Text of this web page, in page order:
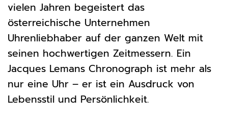
vielen Jahren begeistert das
österreichische Unternehmen
Uhrenliebhaber auf der ganzen Welt mit
seinen hochwertigen Zeitmessern. Ein
Jacques Lemans Chronograph ist mehr als
nur eine Uhr – er ist ein Ausdruck von
Lebensstil und Persönlichkeit.